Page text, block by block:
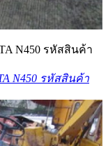
N450 รหัสสินค้า
N450 รหัสสินค้า